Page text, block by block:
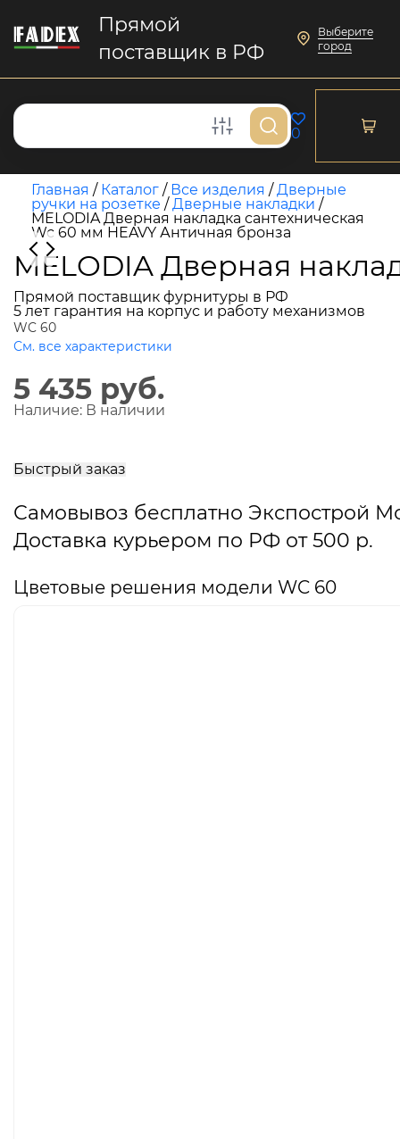
Прямой
поставщик в РФ
Выберите
город
0
Главная / Каталог / Все изделия /Дверные
ручки на розетке /Дверные накладки /
MELODIA Дверная накладка сантехническая
Wc 60 мм HEAVY Античная бронза
MELODIA Дверная
Прямой поставщик фурнитуры в РФ
5 лет гарантия на корпус и работу механизмов
WC 60
См. все характеристики
5 435 руб.
Наличие: В наличии
Быстрый заказ
Самовывоз бесплатно Экспострой
Доставка курьером по РФ от 500 р.
Цветовые решения модели WC 60